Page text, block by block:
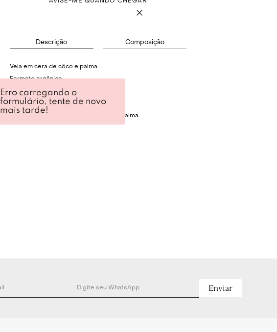
Descrição Composição
Vela em cera de côco e palma.
Formato orgânico.
Acabamento texturizado.
Composição: Cera vegetal de côco e palma.
Enviar
Erro carregando o
formulário, tente de novo
mais tarde!